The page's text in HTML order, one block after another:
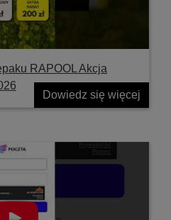
RAPOOL Akcja
Dowiedz się więcej